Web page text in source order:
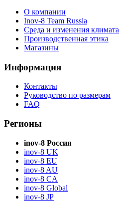
О компании
Inov-8 Team Russia
Среда и изменения климата
Производственная этика
Магазины
Информация
Контакты
Руководство по размерам
FAQ
Регионы
inov-8 Россия
inov-8 UK
inov-8 EU
inov-8 AU
inov-8 CA
inov-8 Global
inov-8 JP